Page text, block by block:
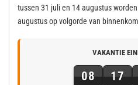
tussen 31 juli en 14 augustus
augustus op volgorde van
VAKANTIE
08 17